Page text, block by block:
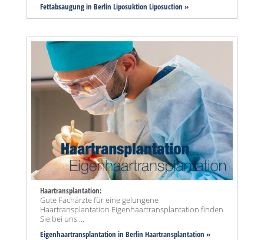
Fettabsaugung in Berlin Liposuktion Liposuction »
Haartransplantation:
Gute Fachärzte für eine gelungene
Haartransplantation Eigenhaartransplantation finden
Sie bei uns ...
Eigenhaartransplantation in Berlin Haartransplantation »